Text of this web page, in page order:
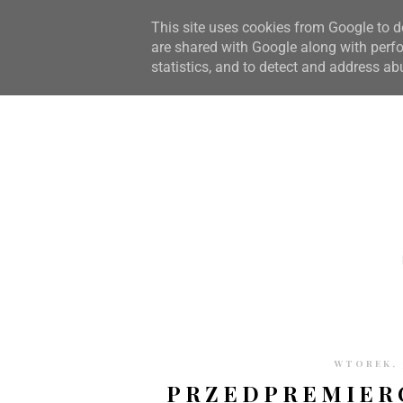
STRONA GŁÓWNA WSPÓŁPRACA RECENZJE O
This site uses cookies from Google to
are shared with Google along with
statistics, and to detect and address